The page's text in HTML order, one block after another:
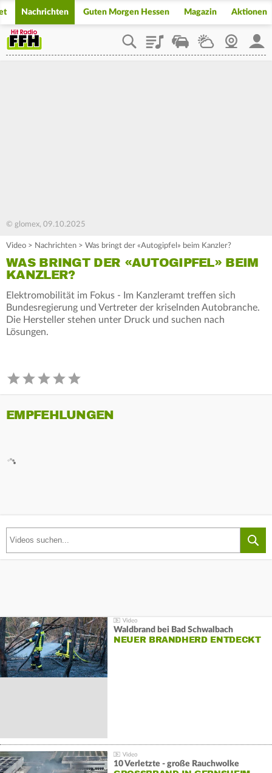
Nachrichten Guten Morgen Hessen Magazin Aktionen
PlaylistStaupilotWetterWebcam
© glomex, 09.10.2025
Video > Nachrichten > Was bringt der «Autogipfel» beim Kanzler?
WAS BRINGT DER «AUTOGIPFEL» BEIM
KANZLER?
Elektromobilität im Fokus - Im Kanzleramt treffen sich
Bundesregierung und Vertreter der kriselnden Autobranche.
Die Hersteller stehen unter Druck und suchen nach
Lösungen.
EMPFEHLUNGEN
Waldbrand bei Bad Schwalbach
NEUER BRANDHERD ENTDECKT
10 Verletzte - große Rauchwolke